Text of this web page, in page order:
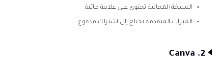
النسخة المجانية تحتوي على علامة مائية
الميزات المتقدمة تحتاج إلى اشتراك مدفوع
2. Canva